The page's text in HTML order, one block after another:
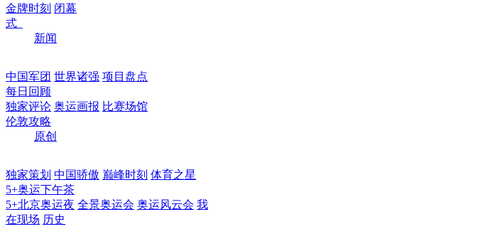
金牌时刻 闭幕
式
新闻
中国军团 世界诸强 项目盘点
每日回顾
独家评论 奥运画报 比赛场馆
伦敦攻略
原创
独家策划 中国骄傲 巅峰时刻 体育之星
5+奥运下午茶
5+北京奥运夜 全景奥运会 奥运风云会 我
在现场 历史